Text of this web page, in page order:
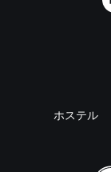
ホステル